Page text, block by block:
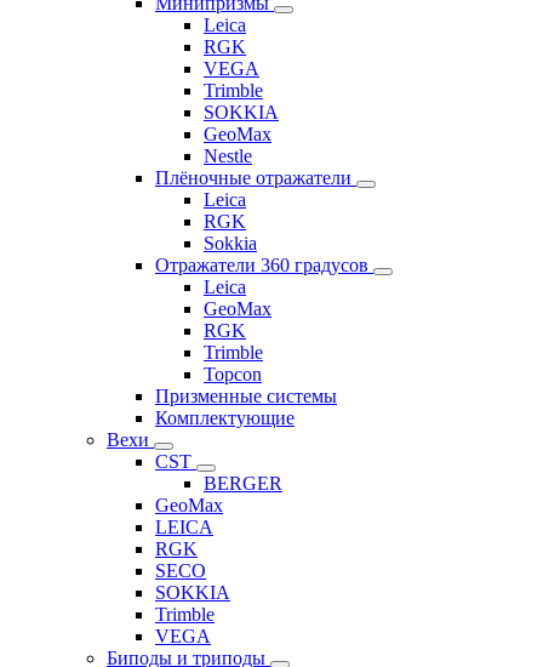
Leica
RGK
VEGA
Trimble
SOKKIA
GeoMax
Nestle
Плёночные отражатели
Leica
RGK
Sokkia
Отражатели 360 градусов
Leica
GeoMax
RGK
Trimble
Topcon
Призменные системы
Комплектующие
Вехи
CST
BERGER
GeoMax
LEICA
RGK
SECO
SOKKIA
Trimble
VEGA
Биподы и триподы